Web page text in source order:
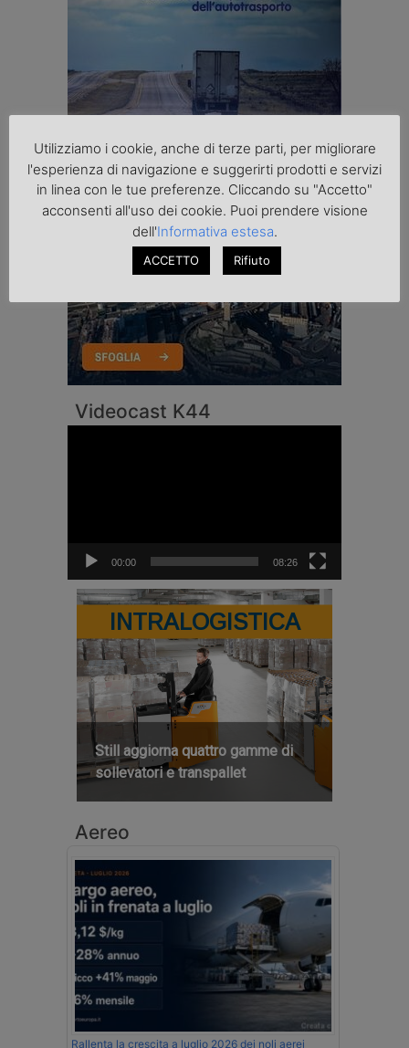
Videocast K44
00:00 08:26
INTRALOGISTICA
Still aggiorna quattro gamme di
sollevatori e transpallet
Aereo
Rallenta la crescita a luglio 2026 dei noli aerei
Utilizziamo i cookie, anche di terze parti, per migliorare
l'esperienza di navigazione e suggerirti prodotti e servizi
in linea con le tue preferenze. Cliccando su "Accetto"
acconsenti all'uso dei cookie. Puoi prendere visione
dell'Informativa estesa.
ACCETTO Rifiuto